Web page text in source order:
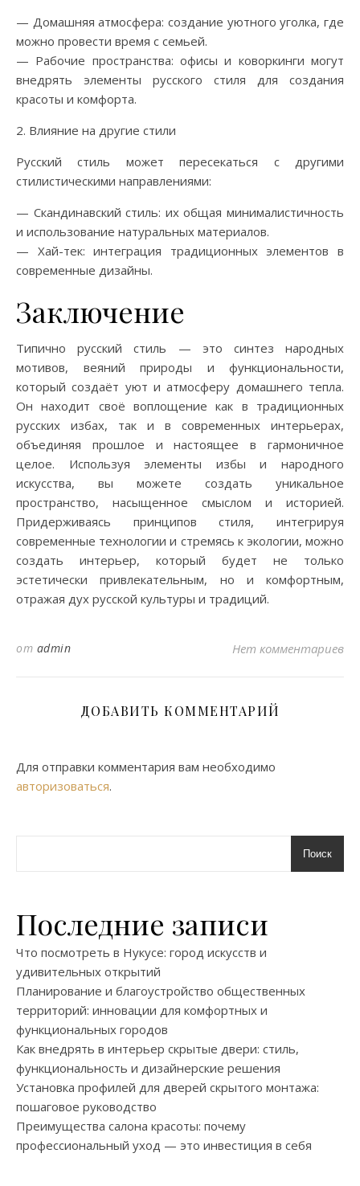
— Домашняя атмосфера: создание уютного уголка, где
можно провести время с семьей.
— Рабочие пространства: офисы и коворкинги могут
внедрять элементы русского стиля для создания
красоты и комфорта.
2. Влияние на другие стили
Русский стиль может пересекаться с другими
стилистическими направлениями:
— Скандинавский стиль: их общая минималистичность
и использование натуральных материалов.
— Хай-тек: интеграция традиционных элементов в
современные дизайны.
Заключение
Типично русский стиль — это синтез народных
мотивов, веяний природы и функциональности,
который создаёт уют и атмосферу домашнего тепла.
Он находит своё воплощение как в традиционных
русских избах, так и в современных интерьерах,
объединяя прошлое и настоящее в гармоничное
целое. Используя элементы избы и народного
искусства, вы можете создать уникальное
пространство, насыщенное смыслом и историей.
Придерживаясь принципов стиля, интегрируя
современные технологии и стремясь к экологии, можно
создать интерьер, который будет не только
эстетически привлекательным, но и комфортным,
отражая дух русской культуры и традиций.
от admin Нет комментариев
ДОБАВИТЬ КОММЕНТАРИЙ
Для отправки комментария вам необходимо
авторизоваться.
Поиск
Последние записи
Что посмотреть в Нукусе: город искусств и
удивительных открытий
Планирование и благоустройство общественных
территорий: инновации для комфортных и
функциональных городов
Как внедрять в интерьер скрытые двери: стиль,
функциональность и дизайнерские решения
Установка профилей для дверей скрытого монтажа:
пошаговое руководство
Преимущества салона красоты: почему
профессиональный уход — это инвестиция в себя